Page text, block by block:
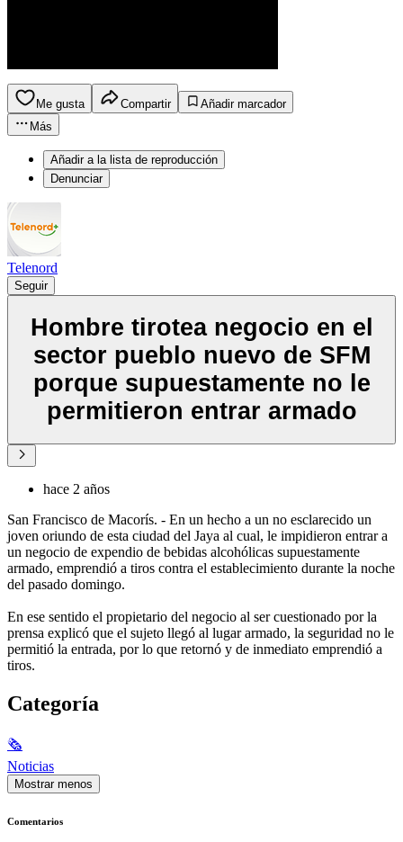
Me gusta Compartir
Añadir marcador
Más
Añadir a la lista de reproducción
Denunciar
Telenord
Seguir
Hombre tirotea negocio en el
sector pueblo nuevo de SFM
porque supuestamente no le
permitieron entrar armado
hace 2 años
San Francisco de Macorís. - En un hecho a un no esclarecido un
joven oriundo de esta ciudad del Jaya al cual, le impidieron entrar a
un negocio de expendio de bebidas alcohólicas supuestamente
armado, emprendió a tiros contra el establecimiento durante la noche
del pasado domingo.
En ese sentido el propietario del negocio al ser cuestionado por la
prensa explicó que el sujeto llegó al lugar armado, la seguridad no le
permitió la entrada, por lo que retornó y de inmediato emprendió a
tiros.
Categoría
🗞
Noticias
Mostrar menos
Comentarios